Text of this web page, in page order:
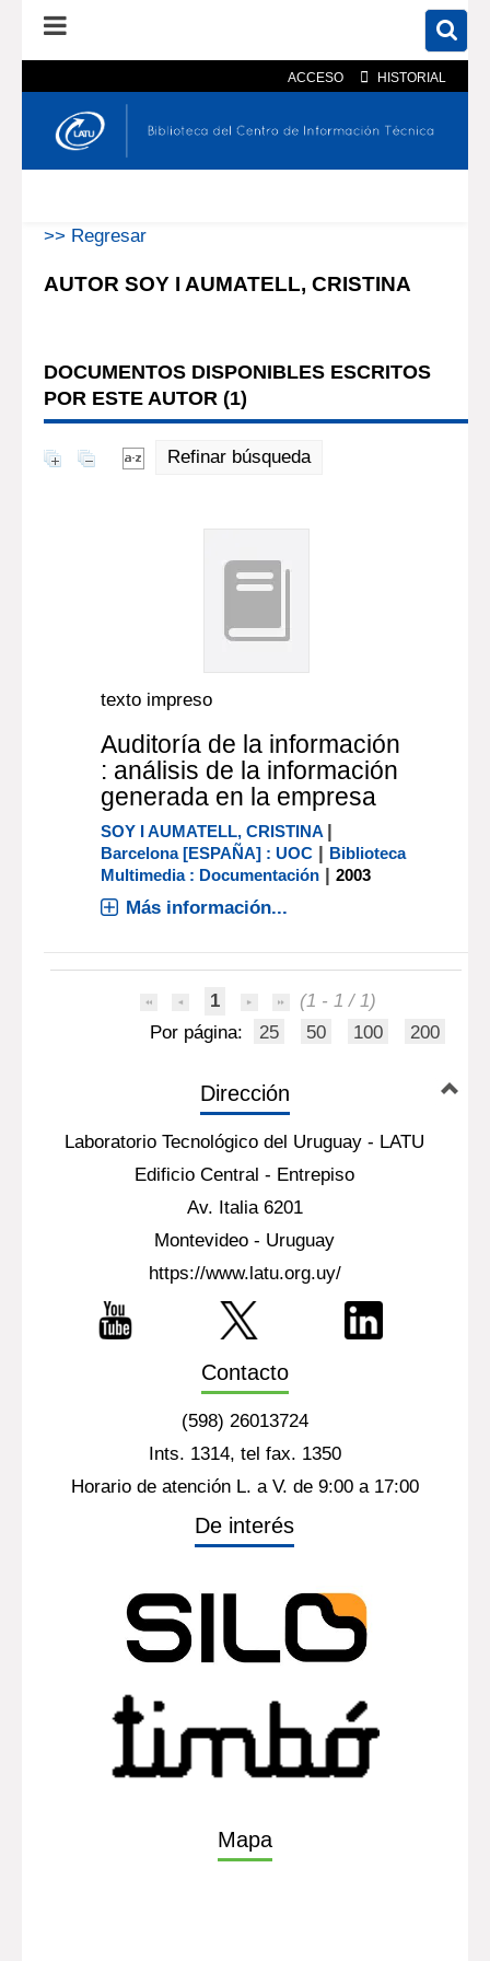
ACCESO HISTORIAL
En el catálogo En el sitio
>> Regresar
AUTOR SOY I AUMATELL, CRISTINA
DOCUMENTOS DISPONIBLES ESCRITOS
POR ESTE AUTOR (1)
Refinar búsqueda
texto impreso
Auditoría de la información
: análisis de la información
generada en la empresa
SOY I AUMATELL, CRISTINA |
Barcelona [ESPAÑA] : UOC | Biblioteca
Multimedia : Documentación |2003
Más información...
1
(1 - 1 / 1)
Por página:
25 50 100 200
Dirección
Laboratorio Tecnológico del Uruguay - LATU
Edificio Central - Entrepiso
Av. Italia 6201
Montevideo - Uruguay
https://www.latu.org.uy/
Contacto
(598) 26013724
Ints. 1314, tel fax. 1350
Horario de atención L. a V. de 9:00 a 17:00
De interés
Mapa